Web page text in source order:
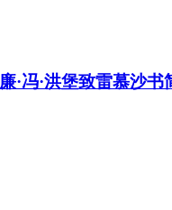
·冯·洪堡致雷慕沙